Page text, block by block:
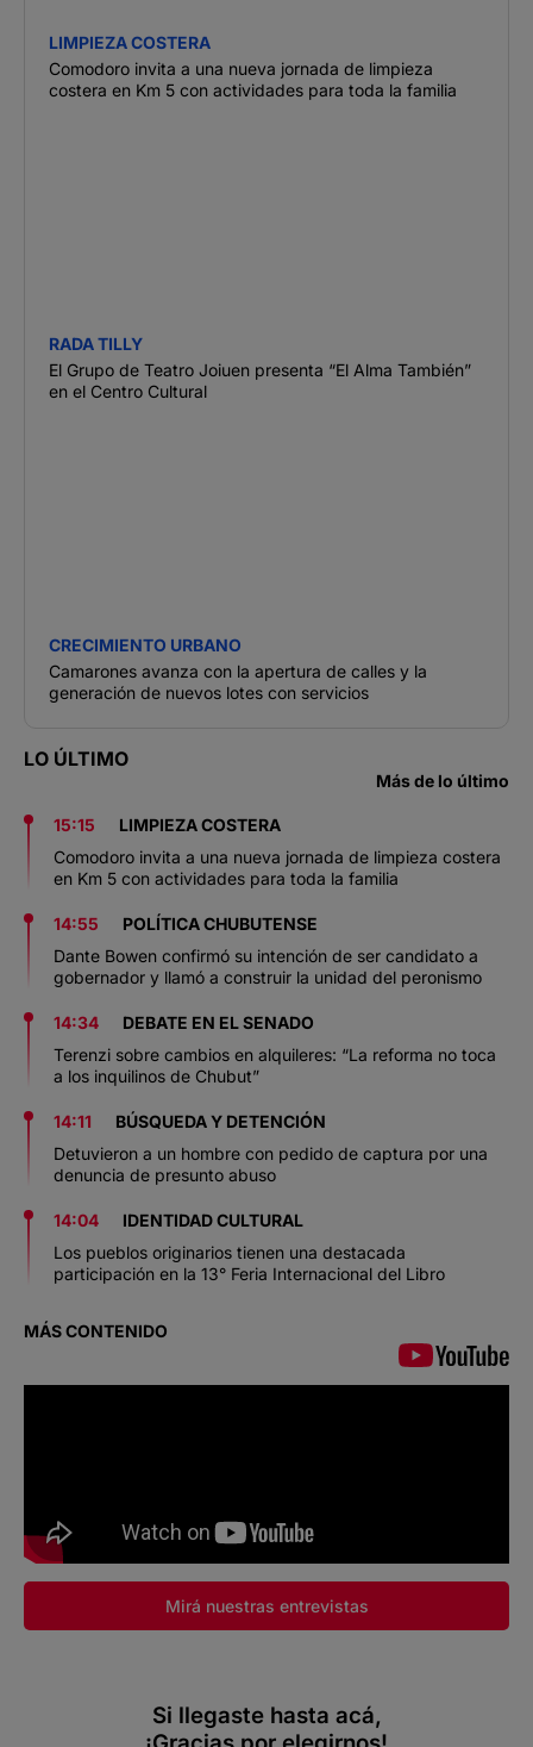
LIMPIEZA COSTERA
Comodoro invita a una nueva jornada de limpieza
costera en Km 5 con actividades para toda la familia
RADA TILLY
El Grupo de Teatro Joiuen presenta “El Alma También”
en el Centro Cultural
CRECIMIENTO URBANO
Camarones avanza con la apertura de calles y la
generación de nuevos lotes con servicios
LO ÚLTIMO
Más de lo último
15:15
LIMPIEZA COSTERA
Comodoro invita a una nueva jornada de limpieza costera
en Km 5 con actividades para toda la familia
14:55
POLÍTICA CHUBUTENSE
Dante Bowen confirmó su intención de ser candidato a
gobernador y llamó a construir la unidad del peronismo
14:34
DEBATE EN EL SENADO
Terenzi sobre cambios en alquileres: “La reforma no toca
a los inquilinos de Chubut”
14:11
BÚSQUEDA Y DETENCIÓN
Detuvieron a un hombre con pedido de captura por una
denuncia de presunto abuso
14:04
IDENTIDAD CULTURAL
Los pueblos originarios tienen una destacada
participación en la 13° Feria Internacional del Libro
MÁS CONTENIDO
Mirá nuestras entrevistas
Si llegaste hasta acá,